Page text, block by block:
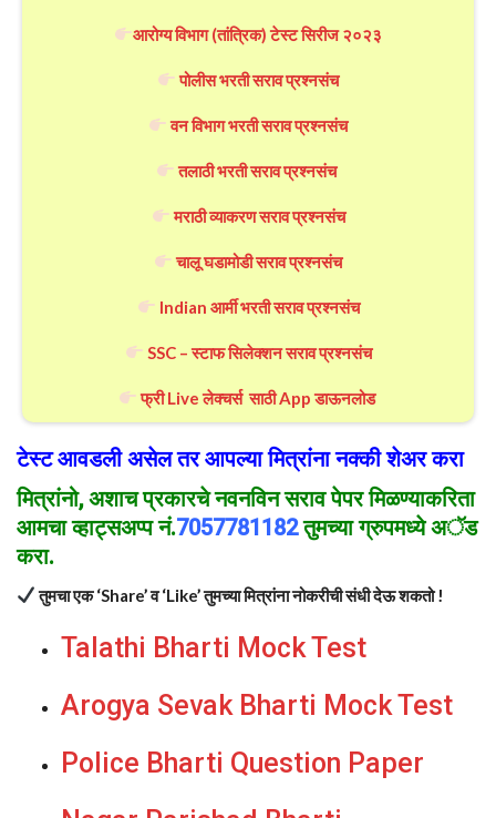
आरोग्य विभाग (तांत्रिक) टेस्ट सिरीज २०२३
पोलीस भरती सराव प्रश्नसंच
वन विभाग भरती सराव प्रश्नसंच
तलाठी भरती सराव प्रश्नसंच
मराठी व्याकरण सराव प्रश्नसंच
चालू घडामोडी सराव प्रश्नसंच
Indian आर्मी भरती सराव प्रश्नसंच
SSC – स्टाफ सिलेक्शन सराव प्रश्नसंच
फ्री Live लेक्चर्स साठी App डाऊनलोड
टेस्ट आवडली असेल तर आपल्या मित्रांना नक्की शेअर करा
मित्रांनो, अशाच प्रकारचेनवनविन सराव पेपर मिळण्याकरिता
आमचा व्हाट्सअप्प नं.7057781182तुमच्या ग्रुपमध्ये अॅड
करा.
तुमचा एक ‘Share’ व ‘Like’ तुमच्या मित्रांना नोकरीची संधी देऊ शकतो !
Talathi Bharti Mock Test
Arogya Sevak Bharti Mock Test
Police Bharti Question Paper